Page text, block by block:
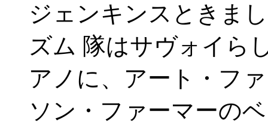
ジェンキンスときま
ズム 隊はサヴォイら
アノに、アート・フ
ソン・ファーマーの